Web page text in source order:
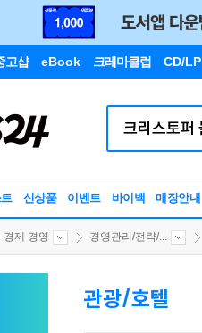
고샵 eBook 크레마클럽 CD/LP
신상품 이벤트 바이백 매장안내
경제 경영 경영관리/전략/...
관광/호텔